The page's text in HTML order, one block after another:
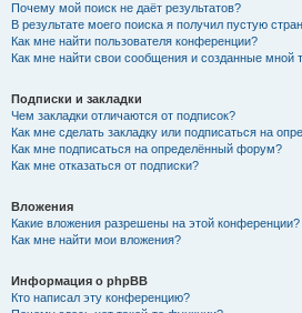
Почему мой поиск не даёт результатов?
В результате моего поиска я получил пустую
Как мне найти пользователя конференции?
Как мне найти свои сообщения и созданные мной
Подписки и закладки
Чем закладки отличаются от подписок?
Как мне сделать закладку или подписаться на
Как мне подписаться на определённый форум?
Как мне отказаться от подписки?
Вложения
Какие вложения разрешены на этой конференции?
Как мне найти мои вложения?
Информация о phpBB
Кто написал эту конференцию?